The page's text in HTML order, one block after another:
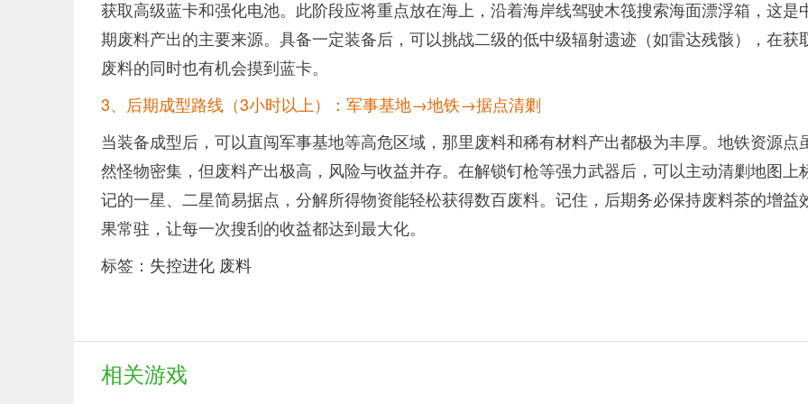
获取高级蓝卡和强化电池。此阶段应将重点放在海上，沿着海岸线驾驶木筏搜索海面漂浮箱，这是
期废料产出的主要来源。具备一定装备后，可以挑战二级的低中级辐射遗迹（如雷达残骸），在获
废料的同时也有机会摸到蓝卡。
3、后期成型路线（3小时以上）：军事基地→地铁→据点清剿
当装备成型后，可以直闯军事基地等高危区域，那里废料和稀有材料产出都极为丰厚。地铁资源点
然怪物密集，但废料产出极高，风险与收益并存。在解锁钉枪等强力武器后，可以主动清剿地图上
记的一星、二星简易据点，分解所得物资能轻松获得数百废料。记住，后期务必保持废料茶的增益
果常驻，让每一次搜刮的收益都达到最大化。
标签： 失控进化 废料
相关游戏